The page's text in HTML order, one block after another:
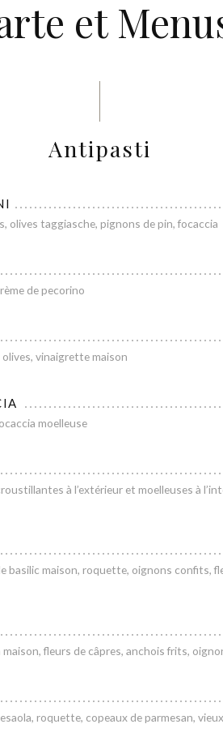
et
Antipasti
taggiasche, pignons de pin, focaccia
de pecorino
olives, vinaigrette maison
moelleuse
à l’extérieur et moelleuses à
basilic maison, roquette, oignons confits,
fleurs de câpres, anchois frits,
roquette, copeaux de parmesan,